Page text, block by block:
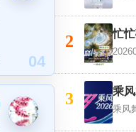
04
2 忙
3 乘
乘风